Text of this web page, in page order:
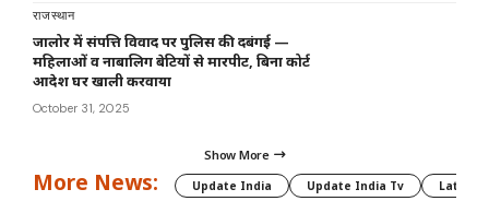
राजस्थान
जालोर में संपत्ति विवाद पर पुलिस की दबंगई —
महिलाओं व नाबालिग बेटियों से मारपीट, बिना कोर्ट
आदेश घर खाली करवाया
October 31, 2025
Show More
More News: Update India Update India Tv Latest